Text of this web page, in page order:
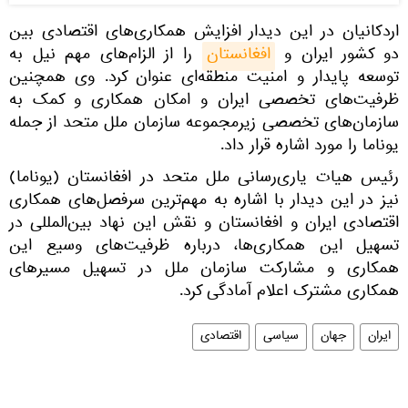
اردکانیان در این دیدار افزایش همکاری‌های اقتصادی بین
دو کشور ایران و افغانستان را از الزام‌های مهم نیل به
توسعه پایدار و امنیت منطقه‌ای عنوان کرد. وی همچنین
ظرفیت‌های تخصصی ایران و امکان همکاری‌ و کمک به
سازمان‌های تخصصی زیرمجموعه سازمان ملل متحد از جمله
یوناما را مورد اشاره قرار داد.
رئیس هیات یاری‌رسانی ملل متحد در افغانستان (یوناما)
نیز در این دیدار با اشاره به مهم‌ترین سرفصل‌های همکاری
اقتصادی ایران و افغانستان و نقش این نهاد بین‌المللی در
تسهیل این همکاری‌ها، درباره ظرفیت‌های وسیع این
همکاری و مشارکت سازمان ملل در تسهیل مسیرهای
همکاری مشترک اعلام آمادگی کرد.
ایران جهان سیاسی اقتصادی